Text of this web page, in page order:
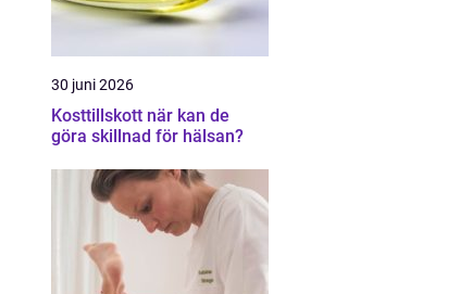
30 juni 2026
Kosttillskott när kan de
göra skillnad för hälsan?